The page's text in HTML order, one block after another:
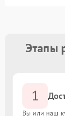
Этапы
1
Вы или наш